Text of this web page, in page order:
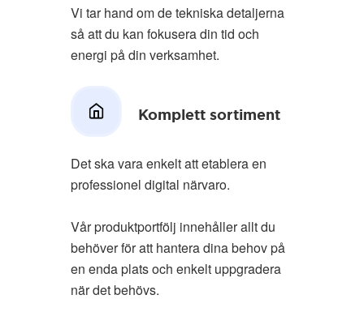
Vi tar hand om de tekniska detaljerna
så att du kan fokusera din tid och
energi på din verksamhet.
Komplett sortiment
Det ska vara enkelt att etablera en
professionel digital närvaro.
Vår produktportfölj innehåller allt du
behöver för att hantera dina behov på
en enda plats och enkelt uppgradera
när det behövs.